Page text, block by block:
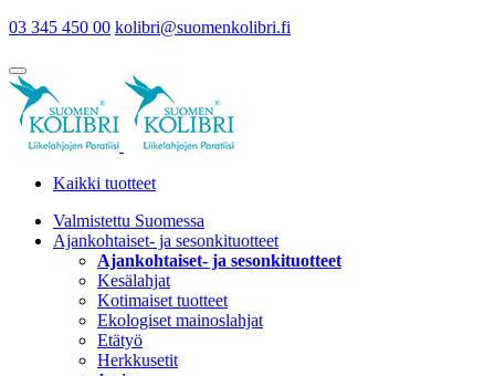
03 345 450 00 kolibri@suomenkolibri.fi
Kaikki tuotteet
Valmistettu Suomessa
Ajankohtaiset- ja sesonkituotteet
Ajankohtaiset- ja sesonkituotteet
Kesälahjat
Kotimaiset tuotteet
Ekologiset mainoslahjat
Etätyö
Herkkusetit